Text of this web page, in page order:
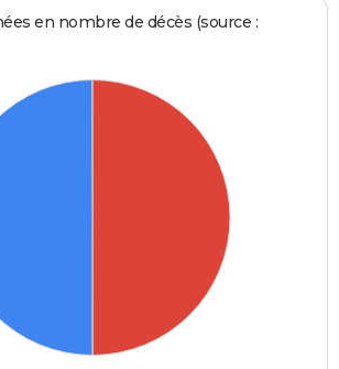
en nombre de décès (source :